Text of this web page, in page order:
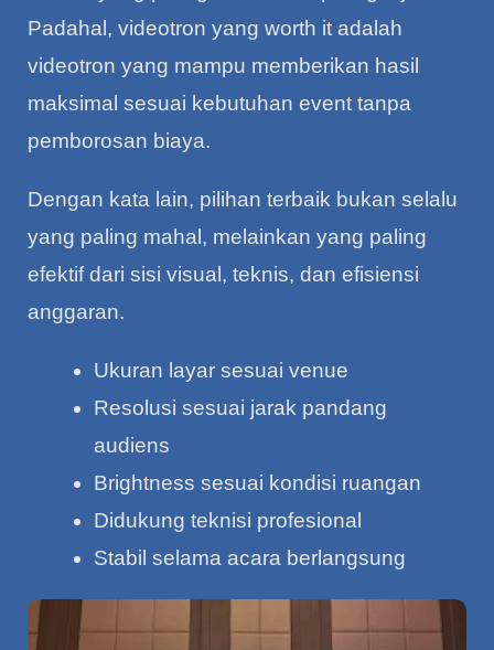
Padahal, videotron yang worth it adalah
videotron yang mampu memberikan hasil
maksimal sesuai kebutuhan event tanpa
pemborosan biaya.
Dengan kata lain, pilihan terbaik bukan selalu
yang paling mahal, melainkan yang paling
efektif dari sisi visual, teknis, dan efisiensi
anggaran.
Ukuran layar sesuai venue
Resolusi sesuai jarak pandang
audiens
Brightness sesuai kondisi ruangan
Didukung teknisi profesional
Stabil selama acara berlangsung